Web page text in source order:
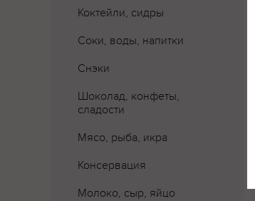
Коктейли, сидры
Соки, воды, напитки
Снэки
Шоколад, конфеты,
сладости
Мясо, рыба, икра
Консервация
Молоко, сыр, яйцо